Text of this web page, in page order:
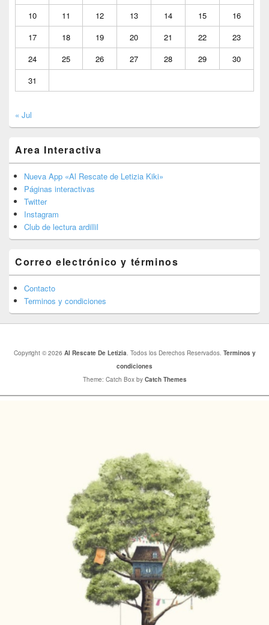
10
11 12 13 14 15
16
17
18 19 20 21 22
23
24
25 26 27 28 29
30
31
« Jul
Area Interactiva
Nueva App «Al Rescate de Letizia Kiki»
Páginas interactivas
Twitter
Instagram
Club de lectura ardillil
Correo electrónico y términos
Contacto
Terminos y condiciones
Copyright © 2026 Al Rescate De Letizia . Todos los Derechos Reservados. Terminos y
condiciones
Theme: Catch Box by Catch Themes